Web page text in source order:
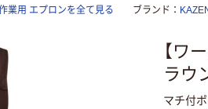
業用 エプロンを全て見る ブランド
【ワ
ラウ
マチ付